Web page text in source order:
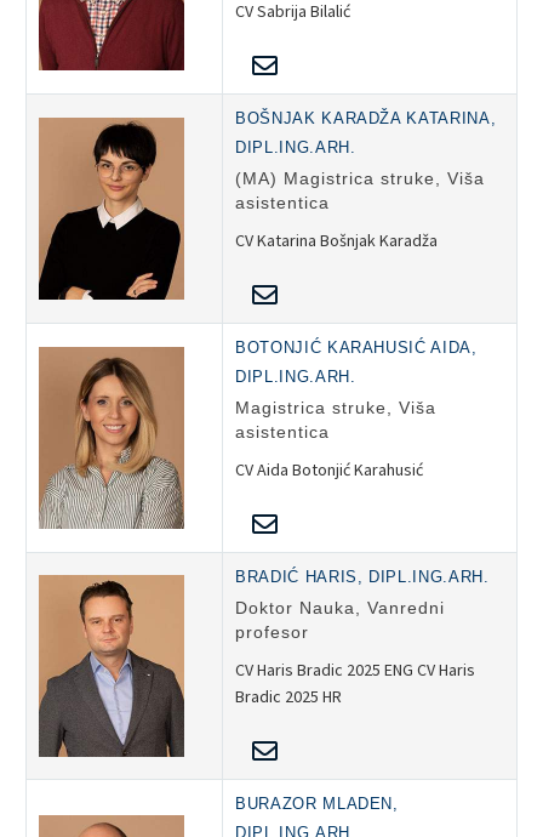
CV Sabrija Bilalić
BOŠNJAK KARADŽA KATARINA,
DIPL.ING.ARH.
(MA) Magistrica struke, Viša
asistentica
CV Katarina Bošnjak Karadža
BOTONJIĆ KARAHUSIĆ AIDA,
DIPL.ING.ARH.
Magistrica struke, Viša
asistentica
CV Aida Botonjić Karahusić
BRADIĆ HARIS, DIPL.ING.ARH.
Doktor Nauka, Vanredni
profesor
CV Haris Bradic 2025 ENG CV Haris
Bradic 2025 HR
BURAZOR MLADEN,
DIPL.ING.ARH.